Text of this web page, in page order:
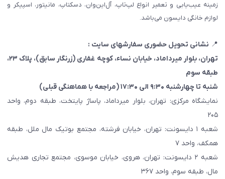
زمینه عیب‌یابی و تعمیر انواع لپ‌تاپ، آل‌این‌وان، دسکتاپ، مانیتور، اسپیکر و
لوازم خانگی دایسون می‌باشد.
📍 نشانی تحویل حضوری سفارشهای سایت :
تهران، بلوار میرداماد، خیابان نساء، کوچه غفاری (زرنگار سابق)
، پلاک ۲۳،
طبقه سوم
شنبه تا چهارشنبه ۹:۳۰ الی ۱۷:۳۰ (مراجعه با هماهنگی قبلی)
نمایشگاه مرکزی: تهران، بلوار میرداماد، پاساژ پایتخت، طبقه دوم، واحد
۲۰۵
شعبه ۱ دایسونت: تهران، خیابان فرشته، مجتمع بوتیک مال ملل، طبقه
همکف، واحد ۷
شعبه ۲ دایسونت: تهران، هروی، خیابان موسوی، مجتمع تجاری هدیش
مال، طبقه سوم، واحد ۳۶۷